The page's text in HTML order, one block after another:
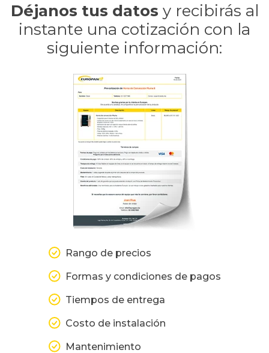
Déjanos tus datos y recibirás al
instante una cotización con la
siguiente información:
Rango de precios
Formas y condiciones de pagos
Tiempos de entrega
Costo de instalación
Mantenimiento